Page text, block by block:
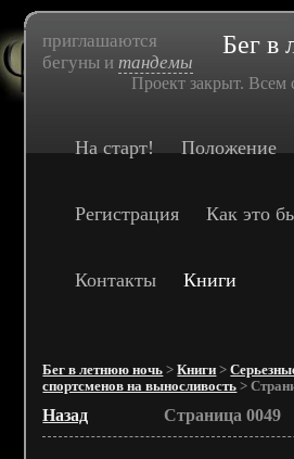
приглашаются
бегуны итандемы
Бег в
Проект закрыт. Всем
На старт! Положение
Регистрация Как это
Контакты Книги
Бег в летнюю ночь >Книги >
спортсменов на выносливость >
Назад Страница 0049